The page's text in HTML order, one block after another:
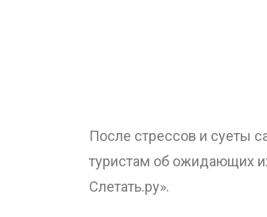
После стрессов и суеты
туристам об ожидающих
Слетать.ру».